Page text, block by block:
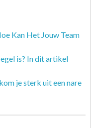
Kan Het Jouw Team
is? In dit artikel
je sterk uit een nare